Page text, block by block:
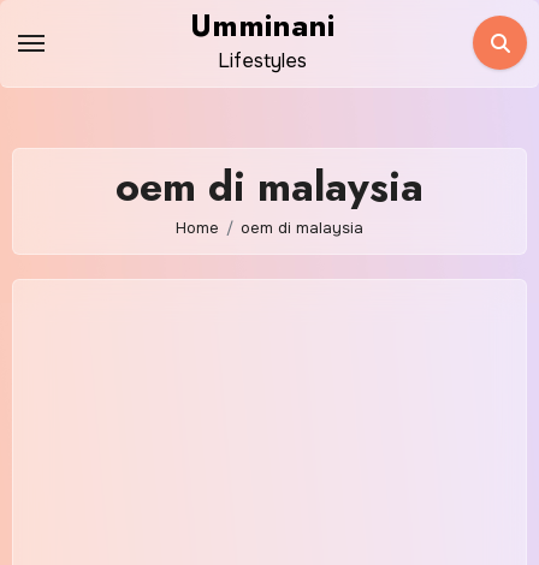
content
Umminani
Lifestyles
oem di malaysia
Home oem di malaysia